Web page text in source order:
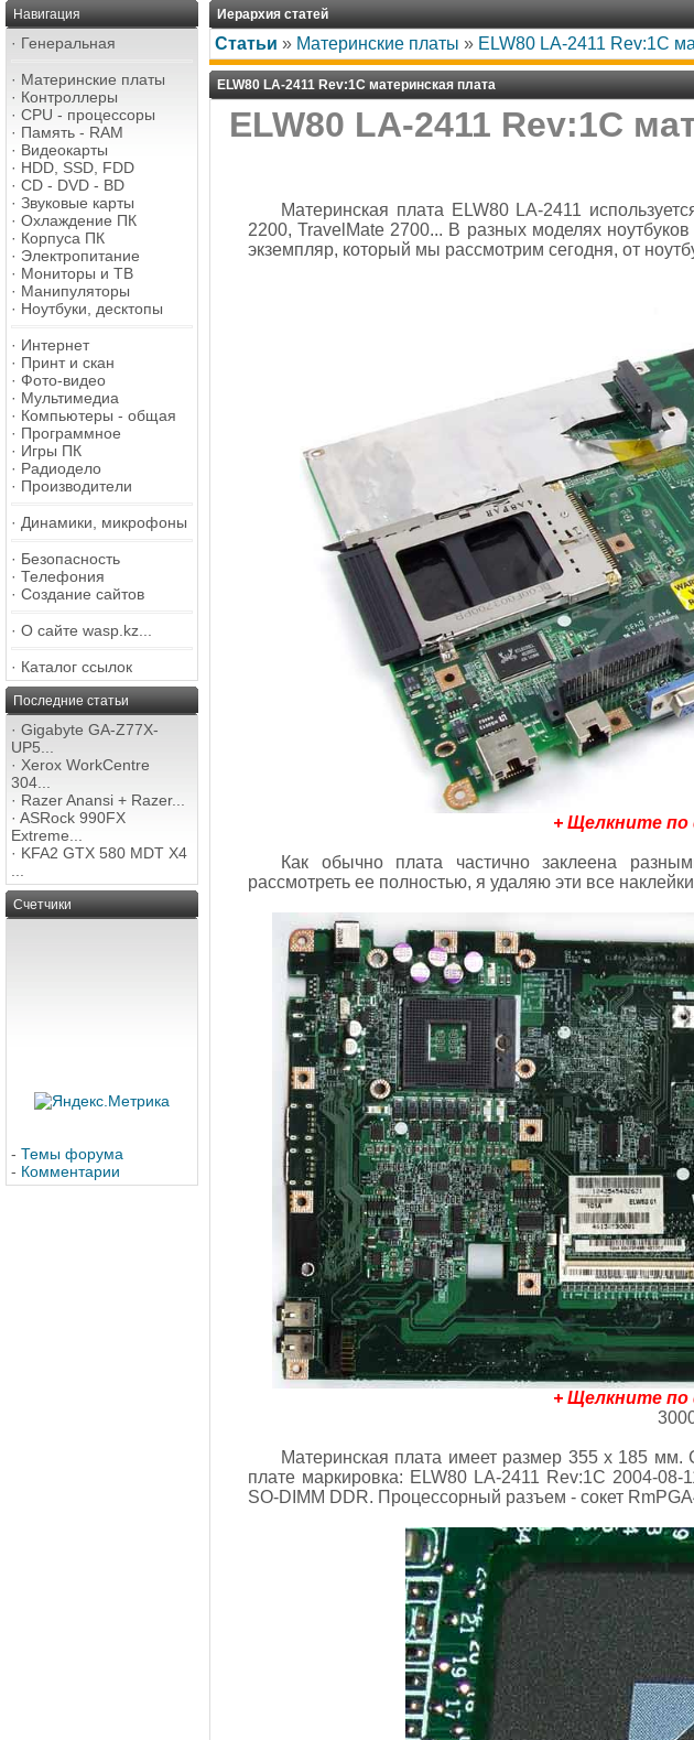
Навигация
· Генеральная
· Материнские платы
· Контроллеры
· CPU - процессоры
· Память - RAM
· Видеокарты
· HDD, SSD, FDD
· CD - DVD - BD
· Звуковые карты
· Охлаждение ПК
· Корпуса ПК
· Электропитание
· Мониторы и ТВ
· Манипуляторы
· Ноутбуки, десктопы
· Интернет
· Принт и скан
· Фото-видео
· Мультимедиа
· Компьютеры - общая
· Программное
· Игры ПК
· Радиодело
· Производители
· Динамики, микрофоны
· Безопасность
· Телефония
· Создание сайтов
· О сайте wasp.kz...
· Каталог ссылок
Последние статьи
· Gigabyte GA-Z77X-
UP5...
· Xerox WorkCentre
304...
· Razer Anansi + Razer...
· ASRock 990FX
Extreme...
· KFA2 GTX 580 MDT X4
Счетчики
- Темы форума
- Комментарии
Иерархия статей
Статьи » Материнские платы » ELW80 LA-2411 Rev:1C
ELW80 LA-2411 Rev:1C материнская плата
ELW80 LA-2411 Rev:1C
Материнская плата ELW80 LA-2411
2200, TravelMate 2700... В разных моделях
экземпляр, который мы рассмотрим сегодня, от
+ Щелкните
Как обычно плата частично заклеена
рассмотреть ее полностью, я удаляю эти все
+ Щелкните
Материнская плата имеет размер 355 х 185
плате маркировка: ELW80 LA-2411 Rev:1C 2004-
SO-DIMM DDR. Процессорный разъем - сокет